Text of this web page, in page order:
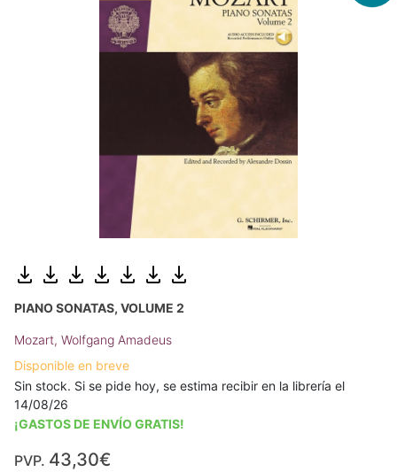
PIANO SONATAS, VOLUME 2
Mozart, Wolfgang Amadeus
Disponible en breve
Sin stock. Si se pide hoy, se estima recibir en la librería el
14/08/26
¡GASTOS DE ENVÍO GRATIS!
PVP. 43,30€